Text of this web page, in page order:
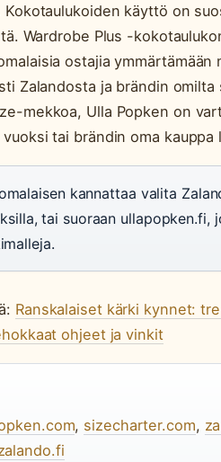
Kokotaulukoiden käyttö on
Wardrobe Plus -
ostajia
Zalandosta ja brändin
mekkoa, Ulla Popken on
tai brändin oma kauppa
kannattaa valita
tai suoraan
Ranskalaiset kärki kynnet:
ohjeet ja vinkit
, sizecharter.com,